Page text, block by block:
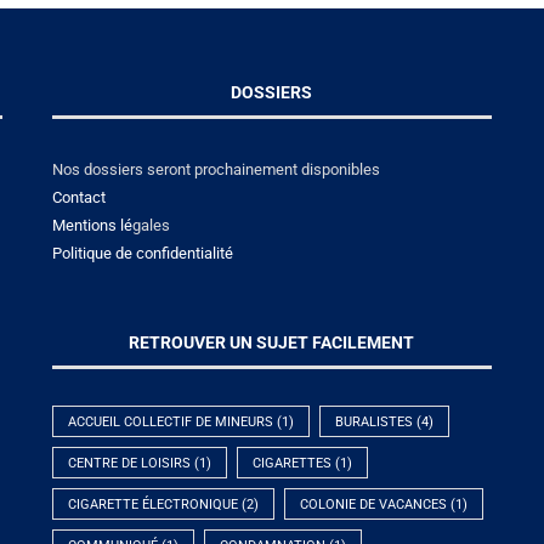
DOSSIERS
Nos dossiers seront prochainement disponibles
Contact
Mentions légales
Politique de confidentialité
RETROUVER UN SUJET FACILEMENT
ACCUEIL COLLECTIF DE MINEURS (1) BURALISTES (4)
CENTRE DE LOISIRS (1) CIGARETTES (1)
CIGARETTE ÉLECTRONIQUE(2) COLONIE DE VACANCES (1)